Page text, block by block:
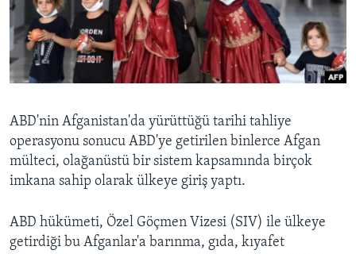
HAYATTAN
SANAT
BIZI TAKIP EDIN
Diller
ABD'nin Afganistan'da yürüttüğü tarihi tahliye
operasyonu sonucu ABD'ye getirilen binlerce Afgan
mülteci, olağanüstü bir sistem kapsamında birçok
imkana sahip olarak ülkeye giriş yaptı.
ABD hükümeti, Özel Göçmen Vizesi (SIV) ile ülkeye
getirdiği bu Afganlar'a barınma, gıda, kıyafet